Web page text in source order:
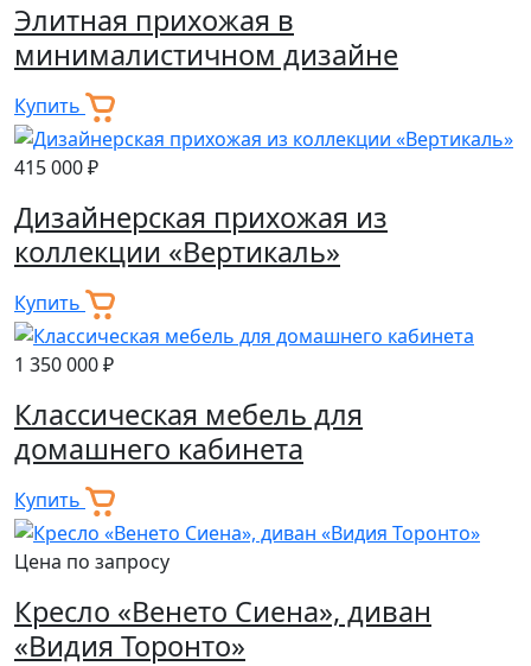
Элитная прихожая в
минималистичном дизайне
Купить
415 000 ₽
Дизайнерская прихожая из
коллекции «Вертикаль»
Купить
1 350 000 ₽
Классическая мебель для
домашнего кабинета
Купить
Цена по запросу
Кресло «Венето Сиена», диван
«Видия Торонто»